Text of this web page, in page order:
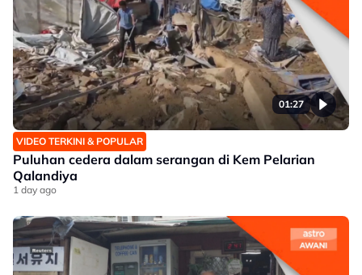
01:27
VIDEO TERKINI & POPULAR
Puluhan cedera dalam serangan di Kem Pelarian
Qalandiya
1 day ago